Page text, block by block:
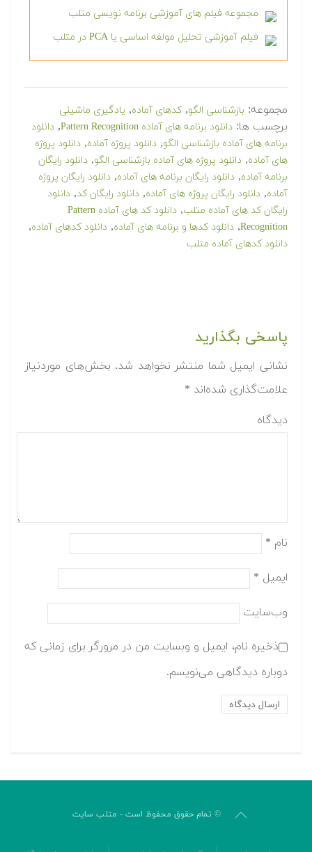
مجموعه فیلم های آموزشی برنامه نویسی متلب
فیلم آموزشی تحلیل مولفه اساسی یا PCA در متلب
مجموعه: بازشناسی الگو,کدهای آماده, یادگیری ماشینی
برچسب ها: دانلود برنامه های آماده Pattern Recognition , دانلود
برنامه های آماده بازشناسی الگو, دانلود پروژه آماده, دانلود پروژه
های آماده, دانلود پروژه های آماده بازشناسی الگو, دانلود رایگان
برنامه آماده, دانلود رایگان برنامه های آماده, دانلود رایگان پروژه
آماده, دانلود رایگان پروژه های آماده, دانلود رایگان کد, دانلود
رایگان کد های آماده متلب,
دانلود کد های آماده Pattern
Recognition
, دانلود کدها و برنامه های آماده, دانلود کدهای آماده,
دانلود کدهای آماده متلب
پاسخی بگذارید
نشانی ایمیل شما منتشر نخواهد شد. بخش‌های موردنیاز
علامت‌گذاری شده‌اند *
دیدگاه
نام *
ایمیل *
وب‌سایت
ذخیره نام، ایمیل و وبسایت من در مرورگر برای زمانی که
دوباره دیدگاهی می‌نویسم.
© تمام حقوق محفوظ است - متلب سایت